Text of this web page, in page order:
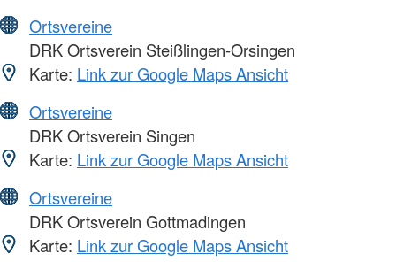
Ortsvereine
DRK Ortsverein Steißlingen-Orsingen
Karte: Link zur Google Maps Ansicht
Ortsvereine
DRK Ortsverein Singen
Karte: Link zur Google Maps Ansicht
Ortsvereine
DRK Ortsverein Gottmadingen
Karte: Link zur Google Maps Ansicht